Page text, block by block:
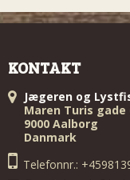
KONTAKT
Jægeren og
Maren Turis gade
9000 Aalborg
Danmark
Telefonnr.: